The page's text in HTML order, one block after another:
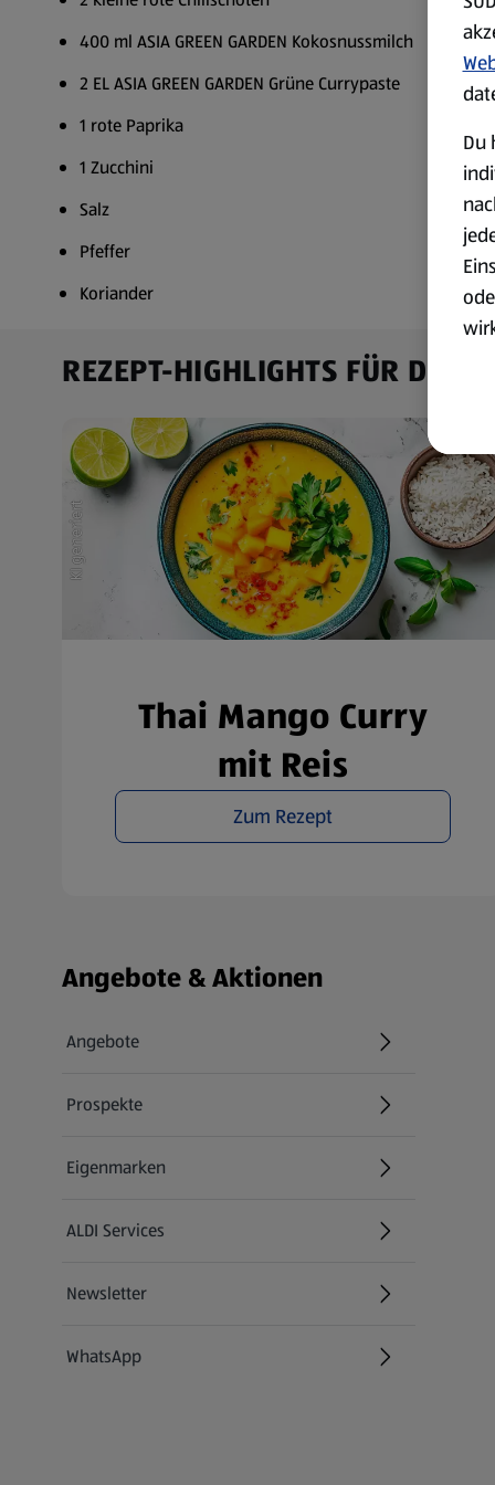
400 ml ASIA GREEN GARDEN Kokosnussmilch
2 EL ASIA GREEN GARDEN Grüne Currypaste
1 rote Paprika
1 Zucchini
Salz
Pfeffer
Koriander
REZEPT-HIGHLIGHTS FÜR DICH
Thai Mango Curry
mit Reis
Zum Rezept
Fußzeilenmenü - weitere Links
Angebote & Aktionen
Angebote
Prospekte
Eigenmarken
ALDI Services
Newsletter
WhatsApp
Du